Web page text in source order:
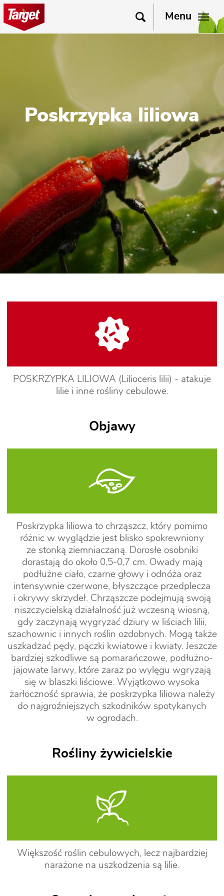
Menu
Poskrzypka liliowa
POSKRZYPKA LILIOWA (Lilioceris lilii) - atakuje
lilie i inne rośliny cebulowe.
Objawy
Poskrzypka liliowa to chrząszcz, który pomimo
różnic w wyglądzie jest blisko spokrewniony
ze stonką ziemniaczaną. Dorosłe osobniki
dorastają do około 0,5-0,7 cm. Owady mają
podłużne ciało, czarne głowy i odnóża oraz
intensywnie czerwone, błyszczące przedplecza
i okrywy skrzydeł. Chrząszcze podejmują swoją
niszczycielską działalność już wczesną wiosną,
gdy zaczynają wygryzać dziury w liściach lilii,
szachownic i innych roślin ozdobnych. Mogą także
uszkadzać pędy, pączki kwiatowe i kwiaty. Jeszcze
bardziej szkodliwe są pomarańczowe, podłużno-
jajowate larwy, które zaraz po wylęgu wgryzają
się w blaszki liściowe. Wyjątkowo wysoka
żarłoczność sprawia, że poskrzypka liliowa należy
do najgroźniejszych szkodników spotykanych
w ogrodach.
Rośliny żywicielskie
Większość roślin cebulowych, lecz najbardziej
narażone na uszkodzenia są lilie.